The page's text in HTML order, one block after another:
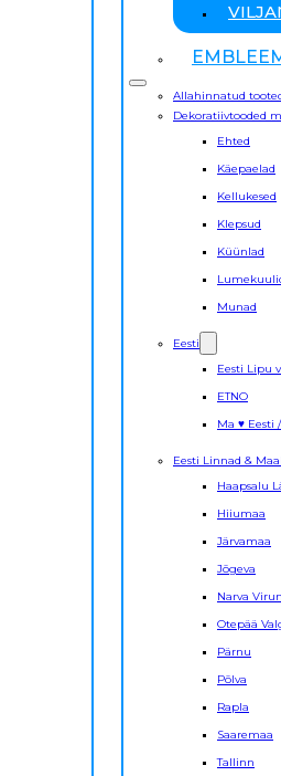
Allahinnatud
Dekoratiivtooded
Ehted
Käepaelad
Kellukesed
Klepsud
Küünlad
Munad
Eesti
Eesti Lipu
ETNO
Ma ♥ Eesti
Eesti Linnad &
Haapsalu
Hiiumaa
Järvamaa
Jõgeva
Narva
Otepää
Pärnu
Põlva
Rapla
Saaremaa
Tallinn